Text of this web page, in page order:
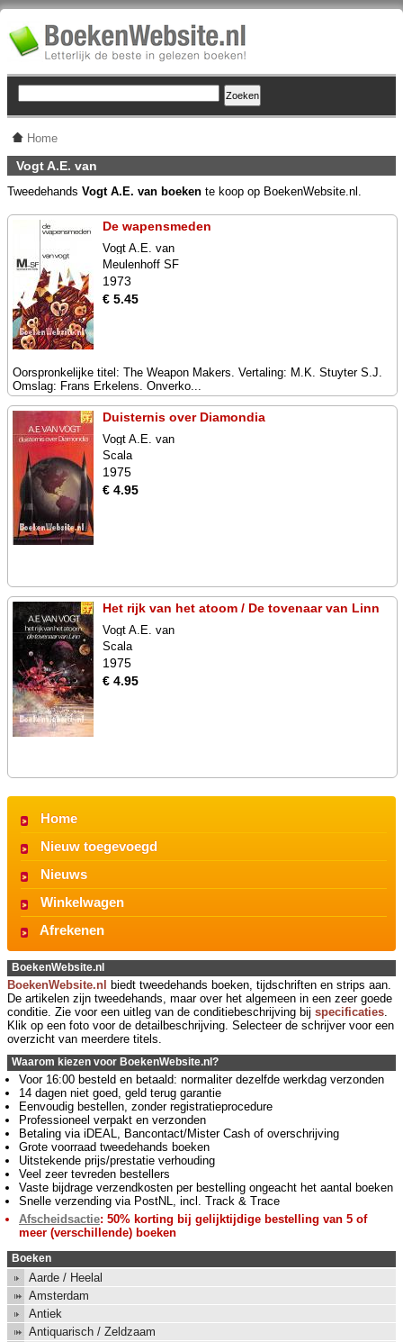
Home
Vogt A.E. van
Tweedehands Vogt A.E. van boeken te koop op BoekenWebsite.nl.
De wapensmeden
Vogt A.E. van
Meulenhoff SF
1973
€ 5.45
Oorspronkelijke titel: The Weapon Makers. Vertaling: M.K. Stuyter S.J.
Omslag: Frans Erkelens. Onverko...
Duisternis over Diamondia
Vogt A.E. van
Scala
1975
€ 4.95
Het rijk van het atoom / De tovenaar van Linn
Vogt A.E. van
Scala
1975
€ 4.95
Home
Nieuw toegevoegd
Nieuws
Winkelwagen
Afrekenen
BoekenWebsite.nl
BoekenWebsite.nl
biedt tweedehands boeken, tijdschriften en strips aan.
De artikelen zijn tweedehands, maar over het algemeen in een zeer goede
conditie. Zie voor een uitleg van de conditiebeschrijving bij specificaties.
Klik op een foto voor de detailbeschrijving. Selecteer de schrijver voor een
overzicht van meerdere titels.
Waarom kiezen voor BoekenWebsite.nl?
Voor 16:00 besteld en betaald: normaliter dezelfde werkdag verzonden
14 dagen niet goed, geld terug garantie
Eenvoudig bestellen, zonder registratieprocedure
Professioneel verpakt en verzonden
Betaling via iDEAL, Bancontact/Mister Cash of overschrijving
Grote voorraad tweedehands boeken
Uitstekende prijs/prestatie verhouding
Veel zeer tevreden bestellers
Vaste bijdrage verzendkosten per bestelling ongeacht het aantal boeken
Snelle verzending via PostNL, incl. Track & Trace
Afscheidsactie: 50% korting bij gelijktijdige bestelling van 5 of
meer (verschillende) boeken
Boeken
Aarde / Heelal
Amsterdam
Antiek
Antiquarisch / Zeldzaam